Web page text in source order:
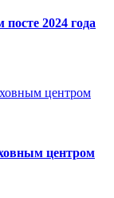
2024 года
центром